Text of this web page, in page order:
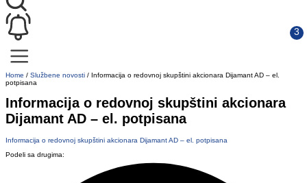
Home / Službene novosti / Informacija o redovnoj skupštini akcionara Dijamant AD – el.
potpisana
Informacija o redovnoj skupštini akcionara
Dijamant AD – el. potpisana
Informacija o redovnoj skupštini akcionara Dijamant AD – el. potpisana
Podeli sa drugima: